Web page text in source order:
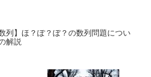
数列】ほ？ぽ？ぼ？の数列問題につい
解説